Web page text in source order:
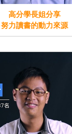
高分學長姐分享
努力讀書的動力來源